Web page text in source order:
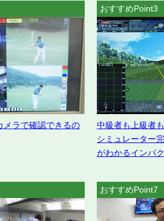
メラで確認できるの
おすすめPoint3
中級者も上級者
シミュレーター
がわかるインパ
おすすめPoint7